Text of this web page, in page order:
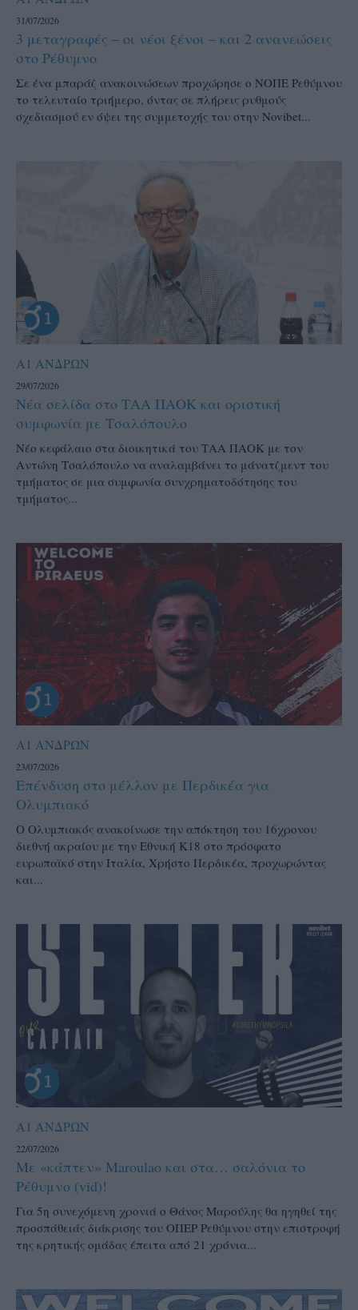
31/07/2026
3 μεταγραφές – οι νέοι ξένοι – και 2 ανανεώσεις
στο Ρέθυμνο
Σε ένα μπαράζ ανακοινώσεων προχώρησε ο ΝΟΠΕ Ρεθύμνου
το τελευταίο τριήμερο, όντας σε πλήρεις ρυθμούς
σχεδιασμού εν όψει της συμμετοχής του στην Novibet...
Α1 ΑΝΔΡΩΝ
29/07/2026
Νέα σελίδα στο ΤΑΑ ΠΑΟΚ και οριστική
συμφωνία με Τσαλόπουλο
Νέο κεφάλαιο στα διοικητικά του ΤΑΑ ΠΑΟΚ με τον
Αντώνη Τσαλόπουλο να αναλαμβάνει το μάνατζμεντ του
τμήματος σε μια συμφωνία συνχρηματοδότησης του
τμήματος...
Α1 ΑΝΔΡΩΝ
23/07/2026
Επένδυση στο μέλλον με Περδικέα για
Ολυμπιακό
Ο Ολυμπιακός ανακοίνωσε την απόκτηση του 16χρονου
διεθνή ακραίου με την Εθνική Κ18 στο πρόσφατο
ευρωπαϊκό στην Ιταλία, Χρήστο Περδικέα, προχωρώντας
και...
Α1 ΑΝΔΡΩΝ
22/07/2026
Με «κάπτεν» Maroulao και στα… σαλόνια το
Ρέθυμνο (vid)!
Για 5η συνεχόμενη χρονιά ο Θάνος Μαρούλης θα ηγηθεί της
προσπάθειάς διάκρισης του ΟΠΕΡ Ρεθύμνου στην επιστροφή
της κρητικής ομάδας έπειτα από 21 χρόνια...